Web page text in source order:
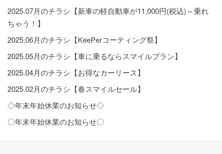
2025.07月のチラシ【新車の軽自動車が11,000円(税込)～乗れ
ちゃう！】
2025.06月のチラシ【KeePerコーティング祭】
2025.05月のチラシ【車に乗るならスマイルプラン】
2025.04月のチラシ【お得なカーリース】
2025.02月のチラシ【春スマイルセール】
◇年末年始休業のお知らせ◇
〇年末年始休業のお知らせ〇